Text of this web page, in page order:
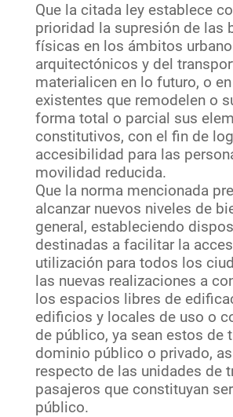
Que la citada ley establece
prioridad la supresión de las
físicas en los ámbitos
arquitectónicos y del
materialicen en lo futuro, o
existentes que remodelen o
forma total o parcial sus
constitutivos, con el fin de
accesibilidad para las
movilidad reducida.
Que la norma mencionada
alcanzar nuevos niveles de
general, estableciendo
destinadas a facilitar la
utilización para todos los
las nuevas realizaciones a
los espacios libres de
edificios y locales de uso o
de público, ya sean estos de
dominio público o privado,
respecto de las unidades de
pasajeros que constituyan
público.